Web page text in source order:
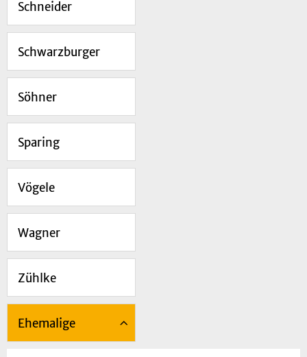
Schneider
Schwarzburger
Söhner
Sparing
Vögele
Wagner
Zühlke
Ehemalige